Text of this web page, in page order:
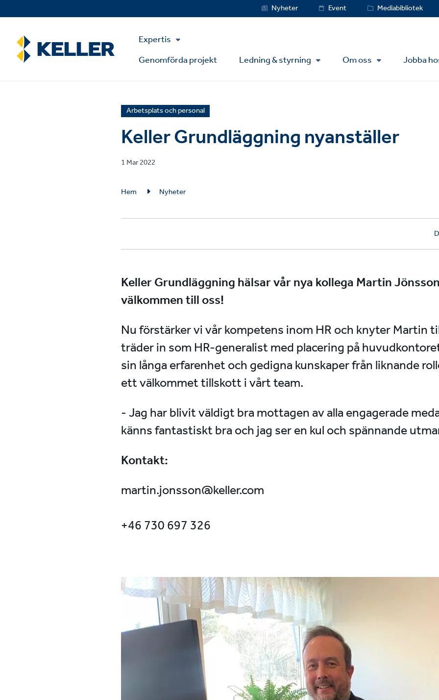
to
content
Service
MenuNyheter Event Mediabibliotek
Main
Menu
Expertis
Genomförda projekt
Ledning & styrning Om oss Jobba
News
article
category
Arbetsplats och personal
Keller Grundläggning nyanställer
Published
1 Mar 2022
Breadcrumb
Hem Nyheter
Keller Grundläggning hälsar vår nya kollega Martin
välkommen till oss!
Nu förstärker vi vår kompetens inom HR och knyter Martin
träder in som HR-generalist med placering på
sin långa erfarenhet och gedigna kunskaper från liknande
ett välkommet tillskott i vårt team.
- Jag har blivit väldigt bra mottagen av alla engagerade
känns fantastiskt bra och jag ser en kul och spännande
Kontakt:
martin.jonsson@keller.com
+46 730 697 326